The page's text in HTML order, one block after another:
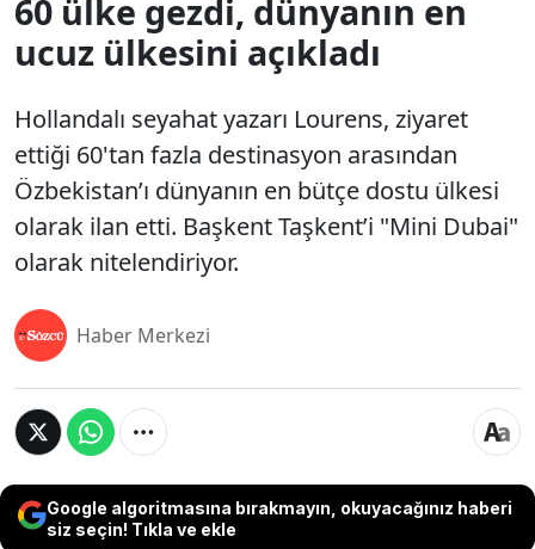
60 ülke gezdi, dünyanın en
ucuz ülkesini açıkladı
Hollandalı seyahat yazarı Lourens, ziyaret
ettiği 60'tan fazla destinasyon arasından
Özbekistan’ı dünyanın en bütçe dostu ülkesi
olarak ilan etti. Başkent Taşkent’i "Mini Dubai"
olarak nitelendiriyor.
Haber Merkezi
Google algoritmasına bırakmayın, okuyacağınız haberi
siz seçin! Tıkla ve ekle